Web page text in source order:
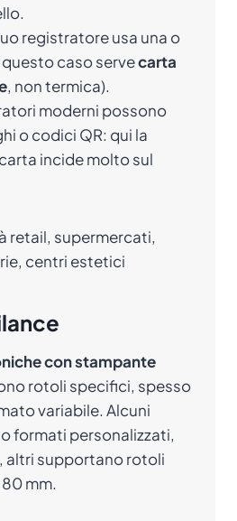
registratore usa una o
caso servecarta
, non termica).
moderni possono
o codici QR: qui la
incide molto sul
retail, supermercati,
centri estetici
con stampante
rotoli specifici, spesso
variabile. Alcuni
formati personalizzati,
altri supportano rotoli
mm.